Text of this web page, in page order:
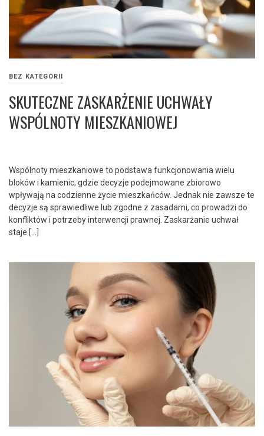
BEZ KATEGORII
SKUTECZNE ZASKARŻENIE UCHWAŁY
WSPÓLNOTY MIESZKANIOWEJ
Wspólnoty mieszkaniowe to podstawa funkcjonowania wielu
bloków i kamienic, gdzie decyzje podejmowane zbiorowo
wpływają na codzienne życie mieszkańców. Jednak nie zawsze te
decyzje są sprawiedliwe lub zgodne z zasadami, co prowadzi do
konfliktów i potrzeby interwencji prawnej. Zaskarżanie uchwał
staje […]